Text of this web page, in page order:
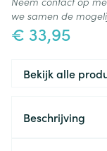
€ 33,95
we samen de
Bekijk alle
Beschrijving